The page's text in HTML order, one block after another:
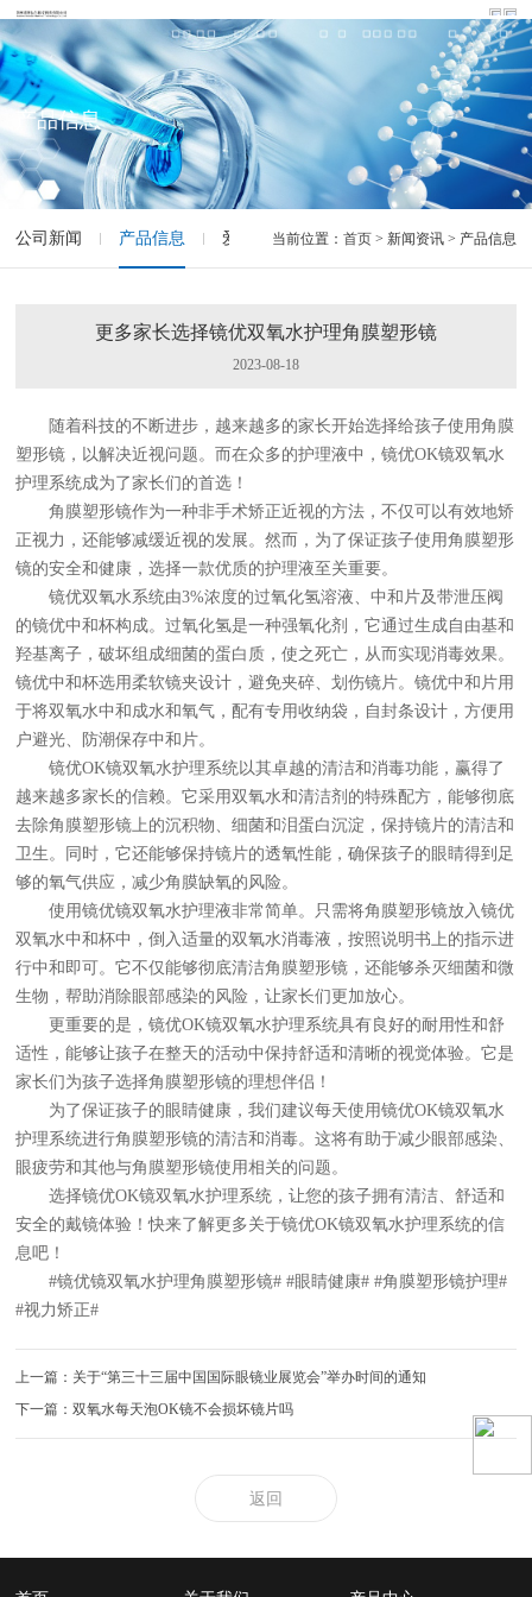
产品信息
公司新闻 产品信息 爱眼科普当前位置： 首页> 新闻资讯 > 产品信息
更多家长选择镜优双氧水护理角膜塑形镜
2023-08-18
随着科技的不断进步，越来越多的家长开始选择给孩子使用角膜
塑形镜，以解决近视问题。而在众多的护理液中，镜优OK镜双氧水
护理系统成为了家长们的首选！
角膜塑形镜作为一种非手术矫正近视的方法，不仅可以有效地矫
正视力，还能够减缓近视的发展。然而，为了保证孩子使用角膜塑形
镜的安全和健康，选择一款优质的护理液至关重要。
镜优双氧水系统由3%浓度的过氧化氢溶液、中和片及带泄压阀
的镜优中和杯构成。过氧化氢是一种强氧化剂，它通过生成自由基和
羟基离子，破坏组成细菌的蛋白质，使之死亡，从而实现消毒效果。
镜优中和杯选用柔软镜夹设计，避免夹碎、划伤镜片。镜优中和片用
于将双氧水中和成水和氧气，配有专用收纳袋，自封条设计，方便用
户避光、防潮保存中和片。
镜优OK镜双氧水护理系统以其卓越的清洁和消毒功能，赢得了
越来越多家长的信赖。它采用双氧水和清洁剂的特殊配方，能够彻底
去除角膜塑形镜上的沉积物、细菌和泪蛋白沉淀，保持镜片的清洁和
卫生。同时，它还能够保持镜片的透氧性能，确保孩子的眼睛得到足
够的氧气供应，减少角膜缺氧的风险。
使用镜优镜双氧水护理液非常简单。只需将角膜塑形镜放入镜优
双氧水中和杯中，倒入适量的双氧水消毒液，按照说明书上的指示进
行中和即可。它不仅能够彻底清洁角膜塑形镜，还能够杀灭细菌和微
生物，帮助消除眼部感染的风险，让家长们更加放心。
更重要的是，镜优OK镜双氧水护理系统具有良好的耐用性和舒
适性，能够让孩子在整天的活动中保持舒适和清晰的视觉体验。它是
家长们为孩子选择角膜塑形镜的理想伴侣！
为了保证孩子的眼睛健康，我们建议每天使用镜优OK镜双氧水
护理系统进行角膜塑形镜的清洁和消毒。这将有助于减少眼部感染、
眼疲劳和其他与角膜塑形镜使用相关的问题。
选择镜优OK镜双氧水护理系统，让您的孩子拥有清洁、舒适和
安全的戴镜体验！快来了解更多关于镜优OK镜双氧水护理系统的信
息吧！
#镜优镜双氧水护理角膜塑形镜# #眼睛健康# #角膜塑形镜护理#
#视力矫正#
上一篇：关于“第三十三届中国国际眼镜业展览会”举办时间的通知
下一篇：双氧水每天泡OK镜不会损坏镜片吗
返回